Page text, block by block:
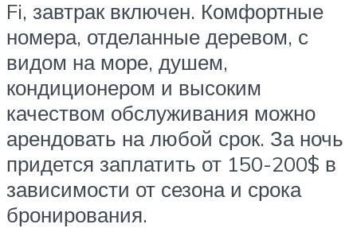
Fi, завтрак включен. Комфортные
номера, отделанные деревом, с
видом на море, душем,
кондиционером и высоким
качеством обслуживания можно
арендовать на любой срок. За ночь
придется заплатить от 150-200$ в
зависимости от сезона и срока
бронирования.